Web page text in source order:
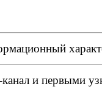
и первыми